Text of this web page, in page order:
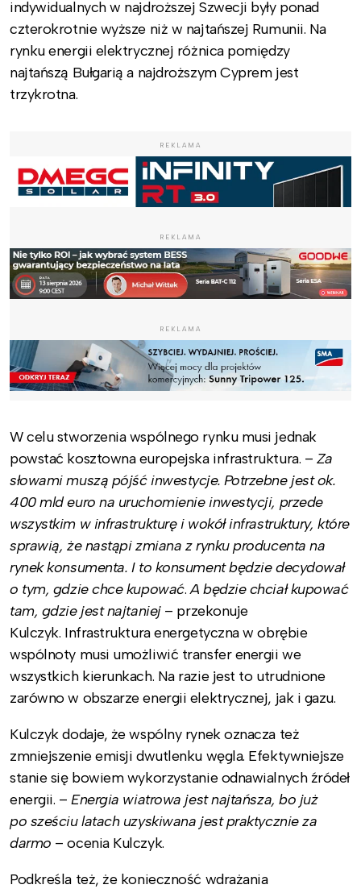
indywidualnych w najdroższej Szwecji były ponad
czterokrotnie wyższe niż w najtańszej Rumunii. Na
rynku energii elektrycznej różnica pomiędzy
najtańszą Bułgarią a najdroższym Cyprem jest
trzykrotna.
REKLAMA
REKLAMA
REKLAMA
W celu stworzenia wspólnego rynku musi jednak
powstać kosztowna europejska infrastruktura. – Za
słowami muszą pójść inwestycje. Potrzebne jest ok.
400 mld euro na uruchomienie inwestycji, przede
wszystkim w infrastrukturę i wokół infrastruktury, które
sprawią, że nastąpi zmiana z rynku producenta na
rynek konsumenta. I to konsument będzie decydował
o tym, gdzie chce kupować.A będzie chciał kupować
tam, gdzie jest najtaniej– przekonuje
Kulczyk. Infrastruktura energetyczna w obrębie
wspólnoty musi umożliwić transfer energii we
wszystkich kierunkach. Na razie jest to utrudnione
zarówno w obszarze energii elektrycznej, jak i gazu.
Kulczyk dodaje, że wspólny rynek oznacza też
zmniejszenie emisji dwutlenku węgla. Efektywniejsze
stanie się bowiem wykorzystanie odnawialnych źródeł
energii. –Energia wiatrowa jest najtańsza, bo już
po sześciu latach uzyskiwana jest praktycznie za
darmo – ocenia Kulczyk.
Podkreśla też, że konieczność wdrażania